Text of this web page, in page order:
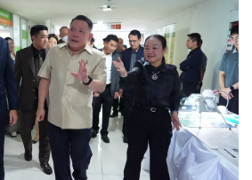
910
ABOUT THE AUTHOR